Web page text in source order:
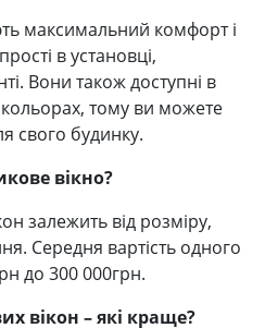
максимальний комфорт і
в установці,
Вони також доступні в
кольорах, тому ви можете
свого будинку.
вікно?
залежить від розміру,
Середня вартість одного
до 300 000грн.
вікон – які краще?